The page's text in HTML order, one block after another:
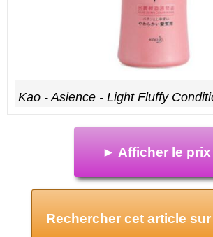
Kao - Asience - Light Fluffy
► Afficher le prix
Rechercher cet article